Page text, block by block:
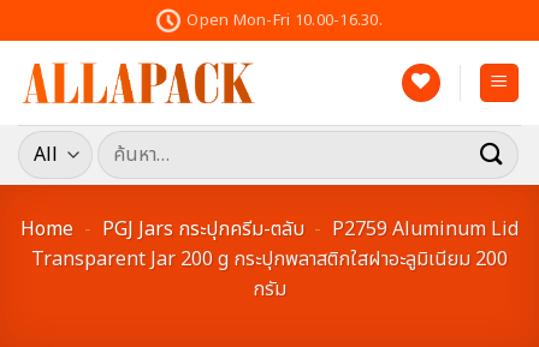
to
content
Open Mon-Fri 10.00-16.30.
ค้นหา:
Home - PGJ Jars กระปุกครีม-ตลับ - P2759 Aluminum Lid
Transparent Jar 200 g กระปุกพลาสติกใสฝาอะลูมิเนียม 200
กรัม